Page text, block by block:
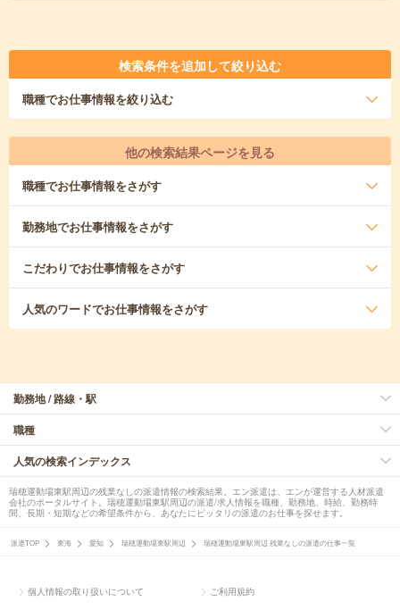
検索条件を追加して絞り込む
職種でお仕事情報を絞り込む
他の検索結果ページを見る
職種でお仕事情報をさがす
勤務地でお仕事情報をさがす
こだわりでお仕事情報をさがす
人気のワードでお仕事情報をさがす
勤務地 / 路線・駅
職種
人気の検索インデックス
瑞穂運動場東駅周辺の残業なしの派遣情報の検索結果。エン派遣は、エンが運営する人材派遣
会社のポータルサイト。瑞穂運動場東駅周辺の派遣/求人情報を職種、勤務地、時給、勤務時
間、長期・短期などの希望条件から、あなたにピッタリの派遣のお仕事を探せます。
派遣TOP 東海 愛知 瑞穂運動場東駅周辺 瑞穂運動場東駅周辺 残業なしの派遣の仕事一覧
個人情報の取り扱いについて ご利用規約